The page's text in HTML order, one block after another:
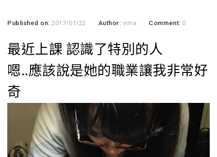
Published on:2017/01/22 Author: virna Comment: 0
最近上課 認識了特別的人
嗯..應該說是她的職業讓我非常好
奇